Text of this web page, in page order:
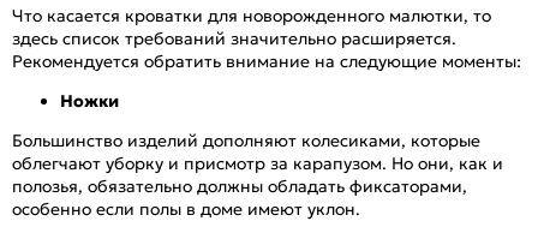
Что касается кроватки для новорожденного малютки, то
здесь список требований значительно расширяется.
Рекомендуется обратить внимание на следующие моменты:
Ножки
Большинство изделий дополняют колесиками, которые
облегчают уборку и присмотр за карапузом. Но они, как и
полозья, обязательно должны обладать фиксаторами,
особенно если полы в доме имеют уклон.